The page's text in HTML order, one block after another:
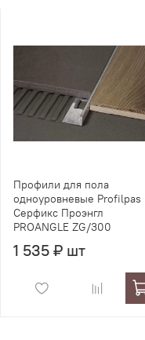
Профили для пола
одноуровневые Profilpas
Серфикс Проэнгл
PROANGLE ZG/300
1 535 ₽ шт